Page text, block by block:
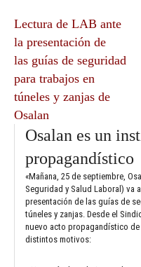
Lectura de LAB ante
la presentación de
las guías de seguridad
para trabajos en
túneles y zanjas de
Osalan
Osalan es un
propagandístico
«Mañana, 25 de septiembre,
Seguridad y Salud Laboral) va
presentación de las guías de
túneles y zanjas. Desde el
nuevo acto propagandístico de
distintos motivos: